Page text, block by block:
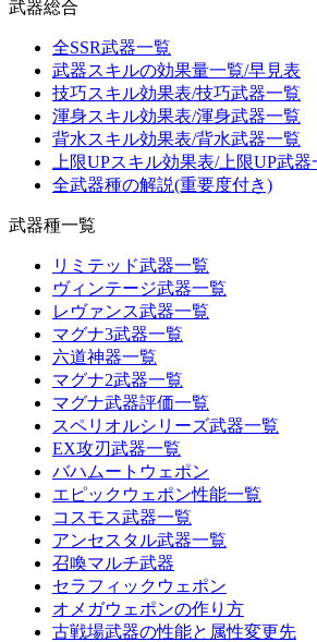
武器総合
全SSR武器一覧
武器スキルの効果量一覧/早見表
技巧スキル効果表/技巧武器一覧
渾身スキル効果表/渾身武器一覧
背水スキル効果表/背水武器一覧
上限UPスキル効果表/上限UP武器
全武器種の解説(重要度付き)
武器種一覧
リミテッド武器一覧
ヴィンテージ武器一覧
レヴァンス武器一覧
マグナ3武器一覧
六道神器一覧
マグナ2武器一覧
マグナ武器評価一覧
スペリオルシリーズ武器一覧
EX攻刃武器一覧
バハムートウェポン
エピックウェポン性能一覧
コスモス武器一覧
アンセスタル武器一覧
召喚マルチ武器
セラフィックウェポン
オメガウェポンの作り方
古戦場武器の性能と属性変更先